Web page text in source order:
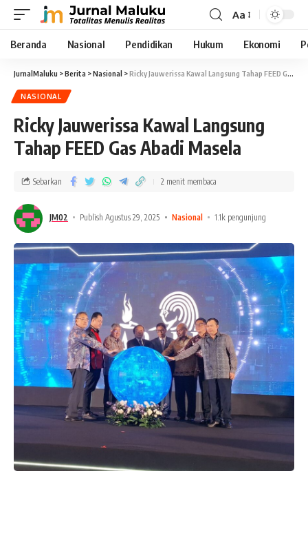
Aa
Beranda Nasional Pendidikan Hukum Ekonomi
JurnalMaluku >Berita >Nasional >Ricky Jauwerissa Kawal Langsung Tahap FEED Gas Abadi Masela
NASIONAL
Ricky Jauwerissa Kawal Langsung
Tahap FEED Gas Abadi Masela
JM02 Publish Agustus 29, 2025 Nasional 1.1k pengunjung
Sebarkan 2 menit membaca